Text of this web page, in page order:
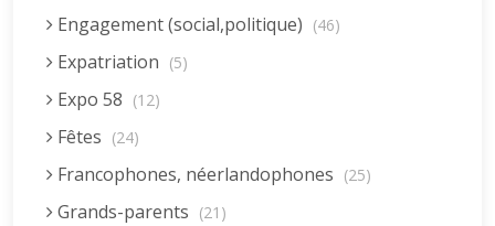
Engagement (social,politique) (46)
Expatriation (5)
Expo 58 (12)
Fêtes (24)
Francophones, néerlandophones (25)
Grands-parents (21)